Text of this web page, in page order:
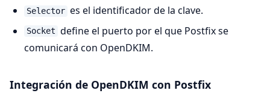
Selector es el identificador de la clave.
Socket define el puerto por el que Postfix se
comunicará con OpenDKIM.
Integración de OpenDKIM con Postfix